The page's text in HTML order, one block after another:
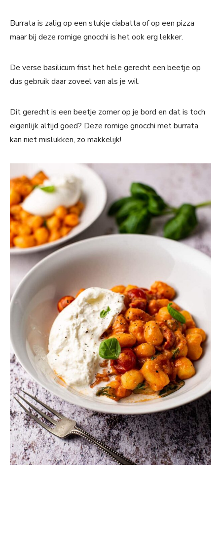
Burrata is zalig op een stukje ciabatta of op een pizza
maar bij deze romige gnocchi is het ook erg lekker.
De verse basilicum frist het hele gerecht een beetje op
dus gebruik daar zoveel van als je wil.
Dit gerecht is een beetje zomer op je bord en dat is toch
eigenlijk altijd goed? Deze romige gnocchi met burrata
kan niet mislukken, zo makkelijk!